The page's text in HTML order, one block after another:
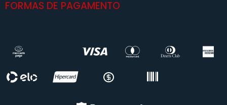
FORMAS DE PAGAMENTO